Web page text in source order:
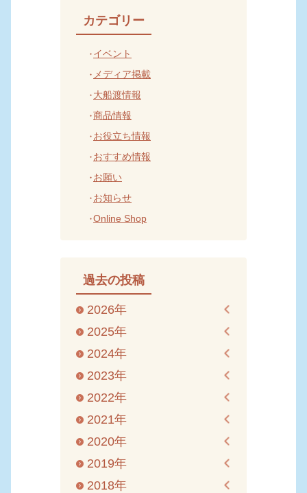
カテゴリー
イベント
メディア掲載
大船渡情報
商品情報
お役立ち情報
おすすめ情報
お願い
お知らせ
Online Shop
過去の投稿
2026年
2025年
2024年
2023年
2022年
2021年
2020年
2019年
2018年